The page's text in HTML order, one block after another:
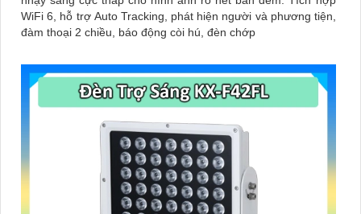
WiFi 6, hỗ trợ Auto Tracking, phát hiện người và phương tiện,
đàm thoại 2 chiều, báo động còi hú, đèn chớp